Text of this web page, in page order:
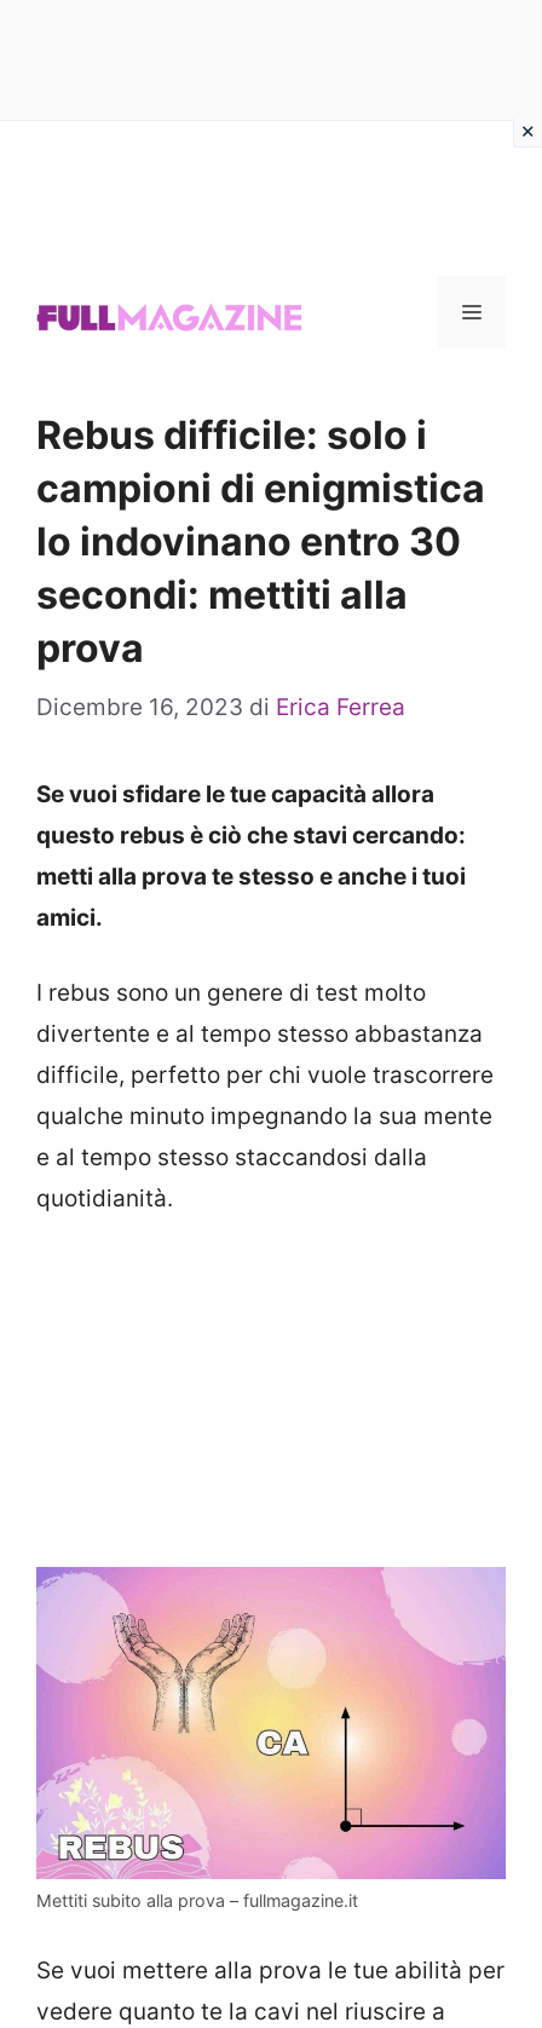
Menu
Rebus difficile: solo i
campioni di enigmistica
lo indovinano entro 30
secondi: mettiti alla
prova
Dicembre 16, 2023 di Erica Ferrea
Se vuoi sfidare le tue capacità allora
questo rebus è ciò che stavi cercando:
metti alla prova te stesso e anche i tuoi
amici.
I rebus sono un genere di test molto
divertente e al tempo stesso abbastanza
difficile, perfetto per chi vuole trascorrere
qualche minuto impegnando la sua mente
e al tempo stesso staccandosi dalla
quotidianità.
Mettiti subito alla prova – fullmagazine.it
Se vuoi mettere alla prova le tue abilità per
vedere quanto te la cavi nel riuscire a